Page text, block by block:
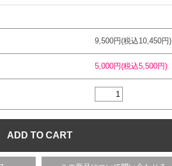
9,500円(税込10,450円)
5,000円(税込5,500円)